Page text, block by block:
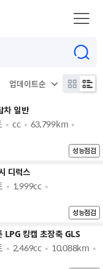
차 일반
cc 63,799km
성능점검
디럭스
1,999cc
성능점검
킹캡 초장축 GLS
2,469cc 10,088km